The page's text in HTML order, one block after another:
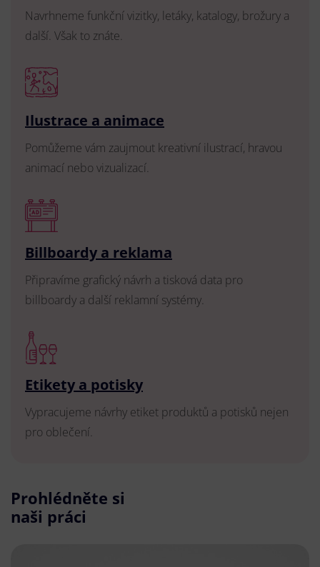
Navrhneme funkční vizitky, letáky, katalogy, brožury a
další. Však to znáte.
Ilustrace a animace
Pomůžeme vám zaujmout kreativní ilustrací, hravou
animací nebo vizualizací.
Billboardy a reklama
Připravíme grafický návrh a tisková data pro
billboardy a další reklamní systémy.
Etikety a potisky
Vypracujeme návrhy etiket produktů a potisků nejen
pro oblečení.
Prohlédněte si
naši práci